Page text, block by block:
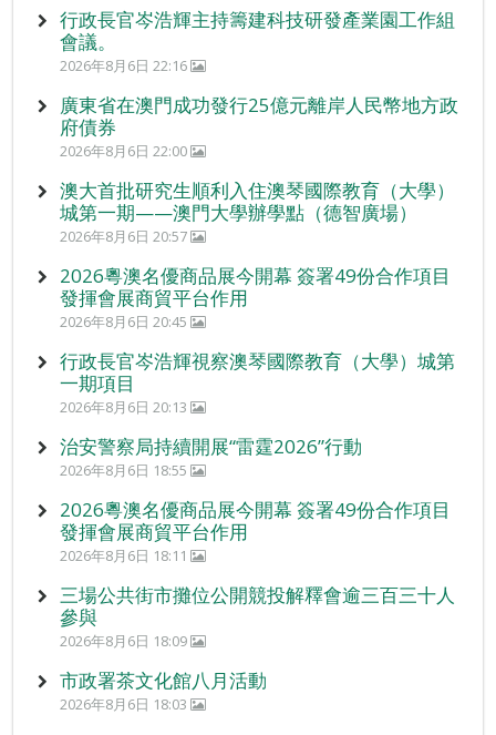
行政長官岑浩輝主持籌建科技研發產業園工作組
會議。
2026年8月6日 22:16
廣東省在澳門成功發行25億元離岸人民幣地方政
府債券
2026年8月6日 22:00
澳大首批研究生順利入住澳琴國際教育（大學）
城第一期——澳門大學辦學點（德智廣場）
2026年8月6日 20:57
2026粵澳名優商品展今開幕 簽署49份合作項目
發揮會展商貿平台作用
2026年8月6日 20:45
行政長官岑浩輝視察澳琴國際教育（大學）城第
一期項目
2026年8月6日 20:13
治安警察局持續開展“雷霆2026”行動
2026年8月6日 18:55
2026粵澳名優商品展今開幕 簽署49份合作項目
發揮會展商貿平台作用
2026年8月6日 18:11
三場公共街市攤位公開競投解釋會逾三百三十人
參與
2026年8月6日 18:09
市政署茶文化館八月活動
2026年8月6日 18:03